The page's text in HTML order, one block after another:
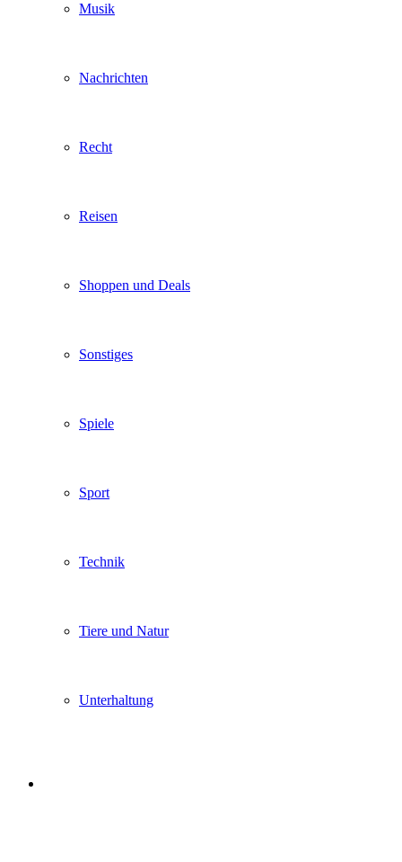
Musik
Nachrichten
Recht
Reisen
Shoppen und Deals
Sonstiges
Spiele
Sport
Technik
Tiere und Natur
Unterhaltung